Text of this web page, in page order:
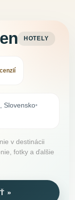
HOTELY
Slovensko•
v destinácii
fotky a ďalšie
»